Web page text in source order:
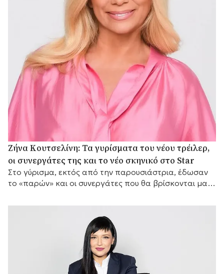
Ζήνα Κουτσελίνη: Τα γυρίσματα του νέου τρέιλερ,
οι συνεργάτες της και το νέο σκηνικό στο Star
Στο γύρισμα, εκτός από την παρουσιάστρια, έδωσαν
το «παρών» και οι συνεργάτες που θα βρίσκονται μαζί